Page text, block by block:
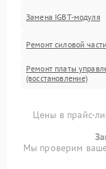
Замена IGBT-модуля
Ремонт силовой части
Ремонт платы
(восстановление)
Цены в прайс-
Мы проверим